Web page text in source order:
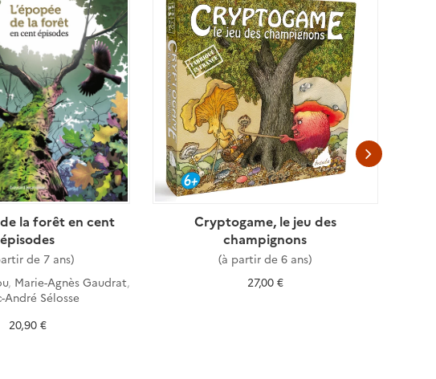
la forêt en cent
épisodes
de 7 ans)
, Marie-Agnès Gaudrat,
André Sélosse
20,90 €
Cryptogame, le jeu des
champignons
(à partir de 6 ans)
27,00 €